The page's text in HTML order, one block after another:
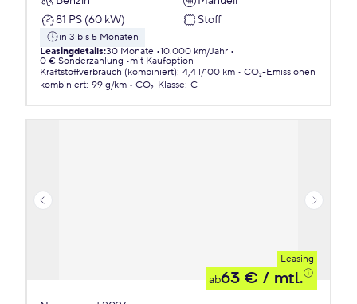
81 PS (60 kW)
Stoff
in 3 bis 5 Monaten
Leasingdetails:30 Monate 10.000 km/Jahr
0 € Sonderzahlung
mit Kaufoption
Kraftstoffverbrauch (kombiniert): 4,4 l/100 km
CO₂-Emissionen
kombiniert: 99 g/km CO₂-Klasse: C
Leasing
ab63 € / mtl.